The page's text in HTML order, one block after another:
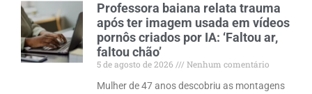
Professora baiana relata trauma
após ter imagem usada em vídeos
pornôs criados por IA: ‘Faltou ar,
faltou chão’
5 de agosto de 2026
Nenhum comentário
Mulher de 47 anos descobriu as montagens